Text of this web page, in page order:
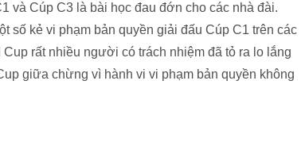
và Cúp C3 là bài học đau đớn cho các nhà đài.
số kẻ vi phạm bản quyền giải đấu Cúp C1 trên các
rất nhiều người có trách nhiệm đã tỏ ra lo lắng
giữa chừng vì hành vi vi phạm bản quyền không